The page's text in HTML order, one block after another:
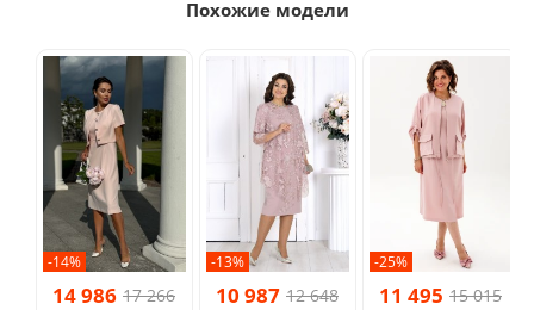
Похожие модели
-14%
14 986 17 266
-13%
10 987 12 648
-25%
11 495 15 015